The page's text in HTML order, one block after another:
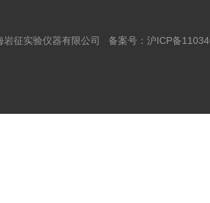
征实验仪器有限公司 备案号： 沪ICP备